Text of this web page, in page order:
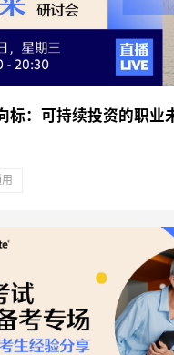
标：可持续投资的职业